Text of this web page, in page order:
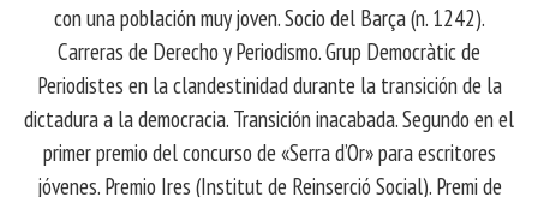
con una población muy joven. Socio del Barça (n. 1242).
Carreras de Derecho y Periodismo. Grup Democràtic de
Periodistes en la clandestinidad durante la transición de la
dictadura a la democracia. Transición inacabada. Segundo en el
primer premio del concurso de «Serra d’Or» para escritores
jóvenes. Premio Ires (Institut de Reinserció Social). Premi de